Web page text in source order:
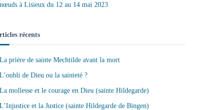
nœuds à Lisieux du 12 au 14 mai 2023
récents
La prière de sainte Mechtilde avant la mort
L’oubli de Dieu ou la sainteté ?
La mollesse et le courage en Dieu (sainte Hildegarde)
L’Injustice et la Justice (sainte Hildegarde de Bingen)